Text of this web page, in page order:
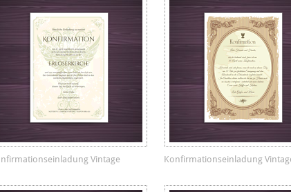
Vintage Konfirmationseinladung